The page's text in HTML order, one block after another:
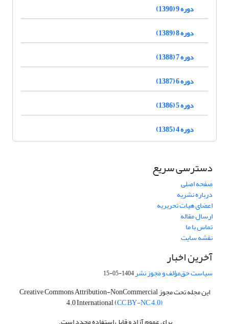
دوره 9 (1390)
دوره 8 (1389)
دوره 7 (1388)
دوره 6 (1387)
دوره 5 (1386)
دوره 4 (1385)
دسترسی سریع
صفحه اصلی
درباره نشریه
اعضای هیات تحریریه
ارسال مقاله
تماس با ما
نقشه سایت
آخرین اخبار
سیاست حق‌مؤلف و مجوز نشر1404-05-15
این مجله تحت مجوز Creative Commons Attribution-NonCommercial
4.0 International (CC BY-NC 4.0)